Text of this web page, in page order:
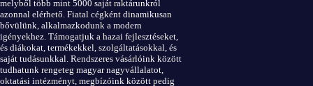
melyből több mint 5000 saját raktárunkról
azonnal elérhető. Fiatal cégként dinamikusan
bővülünk, alkalmazkodunk a modern
igényekhez. Támogatjuk a hazai fejlesztéseket,
és diákokat, termékekkel, szolgáltatásokkal, és
saját tudásunkkal. Rendszeres vásárlóink között
tudhatunk rengeteg magyar nagyvállalatot,
oktatási intézményt, megbízóink között pedig